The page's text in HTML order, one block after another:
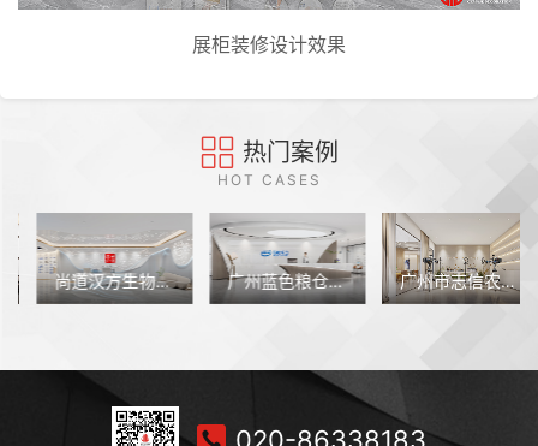
展柜装修设计效果
热门案例
HOT CASES
尚道汉方生物科技（广州）办公室装修设计 广州蓝色粮仓科技办公室装修设计 广州市志信农业办公室装修设计
020-86338183